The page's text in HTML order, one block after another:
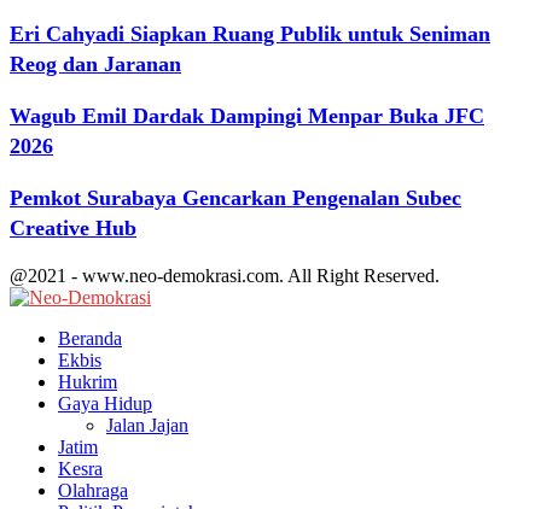
Eri Cahyadi Siapkan Ruang Publik untuk Seniman
Reog dan Jaranan
Wagub Emil Dardak Dampingi Menpar Buka JFC
2026
Pemkot Surabaya Gencarkan Pengenalan Subec
Creative Hub
@2021 - www.neo-demokrasi.com. All Right Reserved.
Beranda
Ekbis
Hukrim
Gaya Hidup
Jalan Jajan
Jatim
Kesra
Olahraga